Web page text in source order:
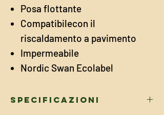
Posa flottante
Compatibilecon il
riscaldamento a pavimento
Impermeabile
Nordic Swan Ecolabel
Specificazioni